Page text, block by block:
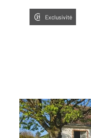
Exclusivité
OLIVET 45
97,80 m2, 4 pièces
Ref : 354